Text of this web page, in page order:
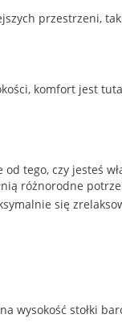
przestrzeni,
komfort jest
tego, czy jesteś
różnorodne
się
wysokość stołki